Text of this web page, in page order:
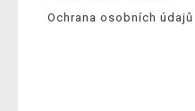
Ochrana osobních údajů